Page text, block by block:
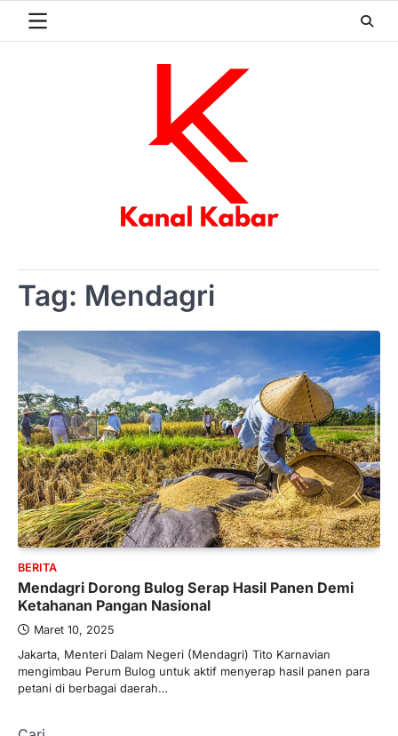
Tag: Mendagri
BERITA
Mendagri Dorong Bulog Serap Hasil Panen Demi
Ketahanan Pangan Nasional
Maret 10, 2025
Jakarta, Menteri Dalam Negeri (Mendagri) Tito Karnavian
mengimbau Perum Bulog untuk aktif menyerap hasil panen para
petani di berbagai daerah…